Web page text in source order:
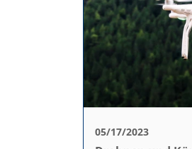
05/17/2023